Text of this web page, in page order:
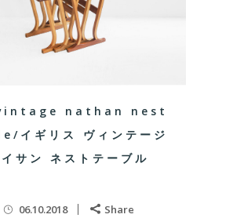
nathan nest
イギリス ヴィンテージ
サン ネストテーブル
06.10.2018 Share